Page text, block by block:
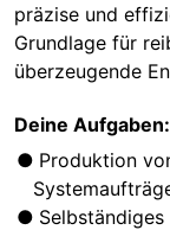
präzise und
Grundlage für
überzeugende
Deine Aufgaben:
Produktion